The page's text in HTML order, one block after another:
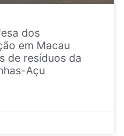
dos
em Macau
de resíduos da
Açu